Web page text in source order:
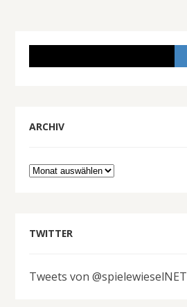
ARCHIV
Archiv
TWITTER
Tweets von @spielewieselNET